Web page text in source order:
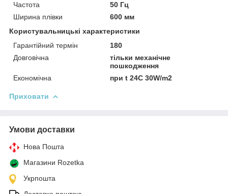
Частота
50 Гц
Ширина плівки
600 мм
Користувальницькі характеристики
Гарантійний термін
180
Довговічна
тільки механічне
пошкодження
Економічна
при t 24C 30W/m2
Приховати
Умови доставки
Нова Пошта
Магазини Rozetka
Укрпошта